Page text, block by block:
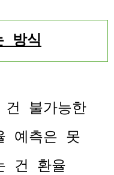
방식
불가능한
예측은 못
건 환율